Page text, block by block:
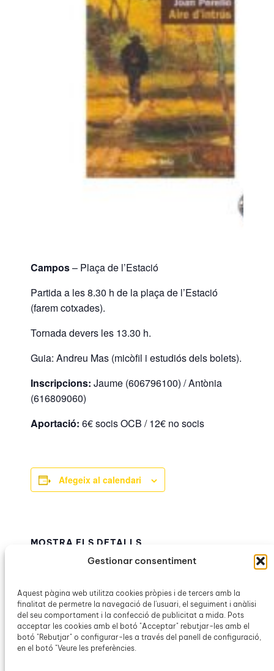
Gestionar consentiment
Aquest pàgina web utilitza cookies pròpies i de tercers amb la
finalitat de permetre la navegació de l'usuari, el seguiment i anàlisi
del seu comportament i la confecció de publicitat a mida. Pots
acceptar les cookies amb el botó "Acceptar" rebutjar-les amb el
botó "Rebutjar" o configurar-les a través del panell de configuració,
en el botó "Veure les preferències.
Campos– Plaça de l’Estació
Partida a les 8.30 h de la plaça de l’Estació
(farem cotxades).
Tornada devers les 13.30 h.
Guia: Andreu Mas (micòfil i estudiós dels bolets).
Inscripcions: Jaume (606796100) / Antònia
(616809060)
Aportació: 6€ socis OCB / 12€ no socis
Afegeix al calendari
MOSTRA ELS DETALLS
Hora:
8:30h – 13:30h
Categoria d’Esdeveniment:
OCB Campos